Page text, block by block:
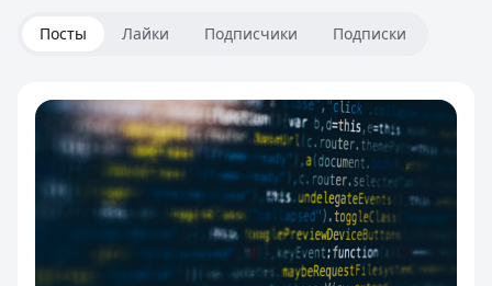
Посты Лайки Подписчики Подписки